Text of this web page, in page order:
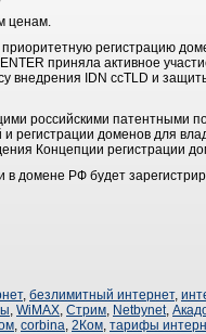
ценам.
регистрацию
приняла активное
внедрения IDN ccTLD и
российскими патентными
регистрации доменов для
Концепции регистрации
в домене РФ будет
, безлимитный интернет,
, WiMAX, Стрим, Netbynet,
, corbina, 2Ком, тарифы